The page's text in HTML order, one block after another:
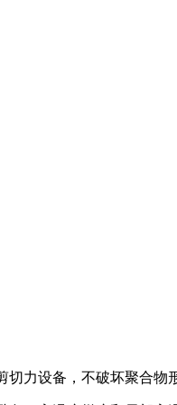
切力设备，不破坏聚合物